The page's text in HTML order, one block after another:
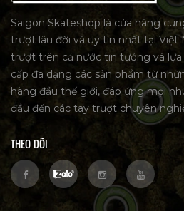
Saigon Skateshop là cửa hàng
trượt lâu đời và uy tín nhất tại Việt
trượt trên cả nước tin tưởng và
cấp đa dạng các sản phẩm từ
hàng đầu thế giới, đáp ứng mọi
đầu đến các tay trượt chuyên
THEO DÕI